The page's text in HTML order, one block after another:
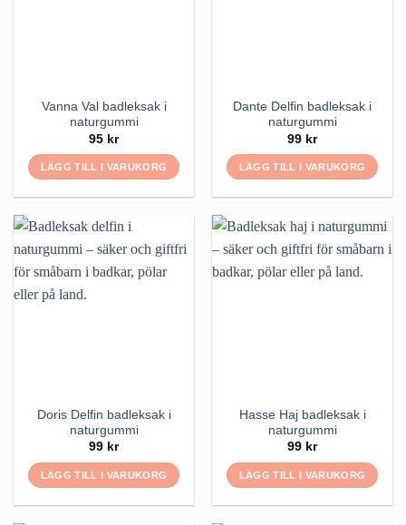
produktsidan
Vanna Val badleksak i
naturgummi
95 kr
LÄGG TILL I VARUKORG
Dante Delfin badleksak i
naturgummi
99 kr
LÄGG TILL I VARUKORG
Doris Delfin badleksak i
naturgummi
99 kr
LÄGG TILL I VARUKORG
Hasse Haj badleksak i
naturgummi
99 kr
LÄGG TILL I VARUKORG